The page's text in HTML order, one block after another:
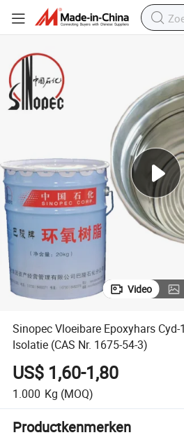
Video
Sinopec Vloeibare Epoxyhars
Isolatie (CAS Nr. 1675-54-3)
US$ 1,60-1,80
1.000 Kg (MOQ)
Productkenmerken